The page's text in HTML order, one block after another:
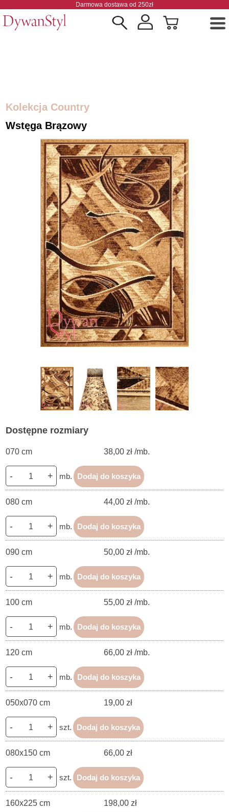
Darmowa dostawa od 250zł
Kolekcja Country
Wstęga Brązowy
Dostępne rozmiary
070 cm 38,00 zł /mb.
- + mb. Dodaj do koszyka
080 cm 44,00 zł /mb.
- + mb. Dodaj do koszyka
090 cm 50,00 zł /mb.
- + mb. Dodaj do koszyka
100 cm 55,00 zł /mb.
- + mb. Dodaj do koszyka
120 cm 66,00 zł /mb.
- + mb. Dodaj do koszyka
050x070 cm 19,00 zł
- + szt. Dodaj do koszyka
080x150 cm 66,00 zł
- + szt. Dodaj do koszyka
160x225 cm 198,00 zł